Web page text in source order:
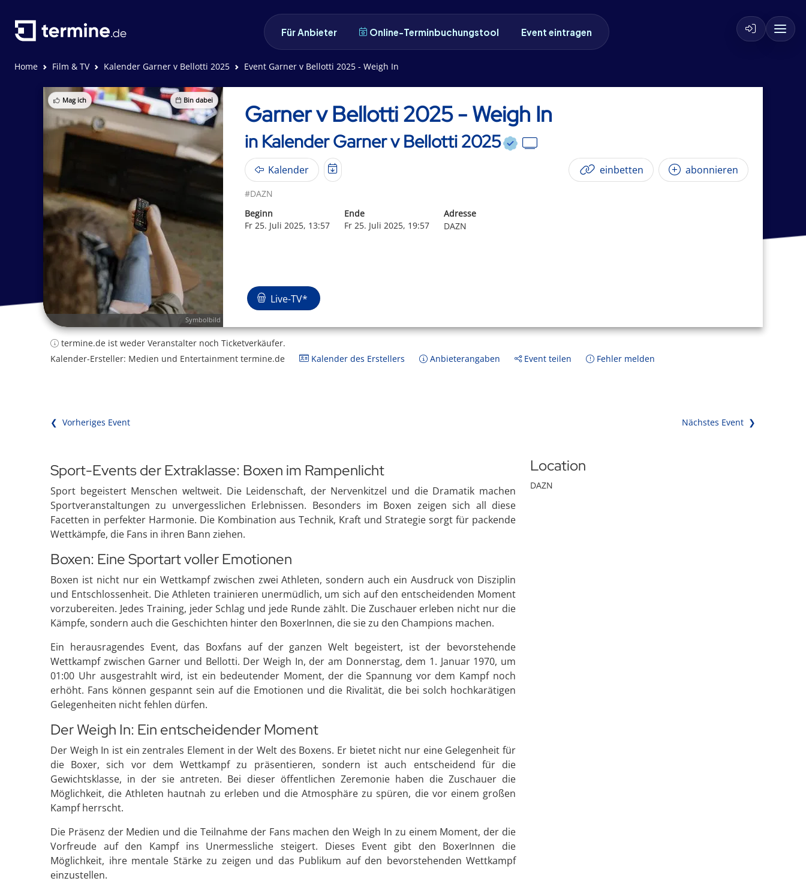
Für Anbieter Online-Terminbuchungstool Event eintragen
Home Film & TV Kalender Garner v Bellotti 2025 Event Garner v Bellotti 2025 - Weigh In
Mag ich Bin dabei
Symbolbild
Garner v Bellotti 2025 - Weigh In
in Kalender Garner v Bellotti 2025
Kalender einbetten abonnieren
#DAZN
Beginn
Fr 25. Juli 2025, 13:57
Ende
Fr 25. Juli 2025, 19:57
Adresse
DAZN
Live-TV*
termine.de ist weder Veranstalter noch Ticketverkäufer.
Kalender-Ersteller: Medien und Entertainment termine.de
Kalender des Erstellers Anbieterangaben Event teilen Fehler melden
❮ Vorheriges Event Nächstes Event ❯
Sport-Events der Extraklasse: Boxen im Rampenlicht
Sport begeistert Menschen weltweit. Die Leidenschaft, der Nervenkitzel und die Dramatik machen
Sportveranstaltungen zu unvergesslichen Erlebnissen. Besonders im Boxen zeigen sich all diese
Facetten in perfekter Harmonie. Die Kombination aus Technik, Kraft und Strategie sorgt für packende
Wettkämpfe, die Fans in ihren Bann ziehen.
Boxen: Eine Sportart voller Emotionen
Boxen ist nicht nur ein Wettkampf zwischen zwei Athleten, sondern auch ein Ausdruck von Disziplin
und Entschlossenheit. Die Athleten trainieren unermüdlich, um sich auf den entscheidenden Moment
vorzubereiten. Jedes Training, jeder Schlag und jede Runde zählt. Die Zuschauer erleben nicht nur die
Kämpfe, sondern auch die Geschichten hinter den BoxerInnen, die sie zu den Champions machen.
Ein herausragendes Event, das Boxfans auf der ganzen Welt begeistert, ist der bevorstehende
Wettkampf zwischen Garner und Bellotti. Der Weigh In, der am Donnerstag, dem 1. Januar 1970, um
01:00 Uhr ausgestrahlt wird, ist ein bedeutender Moment, der die Spannung vor dem Kampf noch
erhöht. Fans können gespannt sein auf die Emotionen und die Rivalität, die bei solch hochkarätigen
Gelegenheiten nicht fehlen dürfen.
Der Weigh In: Ein entscheidender Moment
Der Weigh In ist ein zentrales Element in der Welt des Boxens. Er bietet nicht nur eine Gelegenheit für
die Boxer, sich vor dem Wettkampf zu präsentieren, sondern ist auch entscheidend für die
Gewichtsklasse, in der sie antreten. Bei dieser öffentlichen Zeremonie haben die Zuschauer die
Möglichkeit, die Athleten hautnah zu erleben und die Atmosphäre zu spüren, die vor einem großen
Kampf herrscht.
Die Präsenz der Medien und die Teilnahme der Fans machen den Weigh In zu einem Moment, der die
Vorfreude auf den Kampf ins Unermessliche steigert. Dieses Event gibt den BoxerInnen die
Möglichkeit, ihre mentale Stärke zu zeigen und das Publikum auf den bevorstehenden Wettkampf
einzustellen.
Location
DAZN